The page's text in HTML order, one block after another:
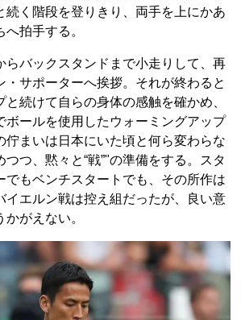
続く階段を登りきり、両手を上にかあ
拍手する。
バックスタンドまで小走りして、再
・サポーターへ挨拶。それが終わると
と続けて自らの身体の感触を確かめ、
ボールを使用したウォーミングアップ
佇まいは日本にいた頃と何ら変わらな
つ、黙々と“戦”"の準備をする。スタ
でもベンチスタートでも、その所作は
イエルン戦は控え組だったが、良い意
がえない。